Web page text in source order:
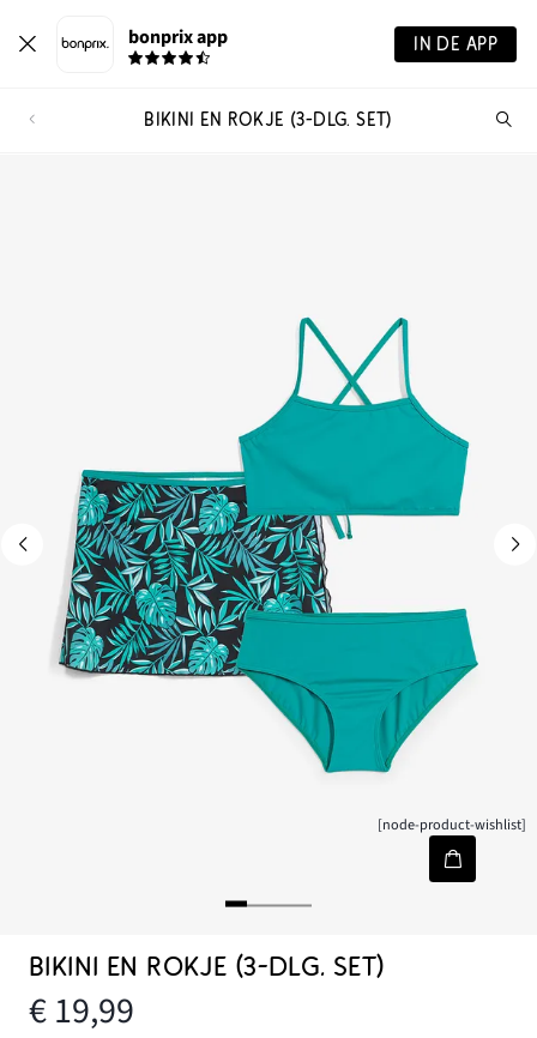
bonprix app IN DE APP
BIKINI EN ROKJE (3-DLG. SET)
[node-product-wishlist]
BIKINI EN ROKJE (3-DLG. SET)
€ 19,99